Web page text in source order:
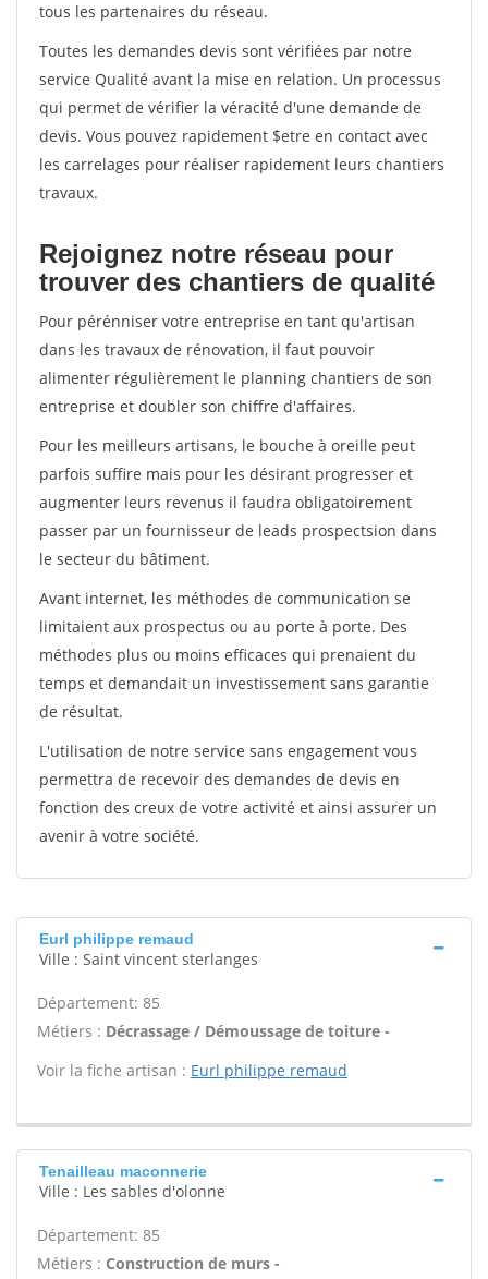
tous les partenaires du réseau.
Toutes les demandes devis sont vérifiées par notre
service Qualité avant la mise en relation. Un processus
qui permet de vérifier la véracité d'une demande de
devis. Vous pouvez rapidement $etre en contact avec
les carrelages pour réaliser rapidement leurs chantiers
travaux.
Rejoignez notre réseau pour
trouver des chantiers de qualité
Pour pérénniser votre entreprise en tant qu'artisan
dans les travaux de rénovation, il faut pouvoir
alimenter régulièrement le planning chantiers de son
entreprise et doubler son chiffre d'affaires.
Pour les meilleurs artisans, le bouche à oreille peut
parfois suffire mais pour les désirant progresser et
augmenter leurs revenus il faudra obligatoirement
passer par un fournisseur de leads prospectsion dans
le secteur du bâtiment.
Avant internet, les méthodes de communication se
limitaient aux prospectus ou au porte à porte. Des
méthodes plus ou moins efficaces qui prenaient du
temps et demandait un investissement sans garantie
de résultat.
L'utilisation de notre service sans engagement vous
permettra de recevoir des demandes de devis en
fonction des creux de votre activité et ainsi assurer un
avenir à votre société.
Eurl philippe remaud
Ville : Saint vincent sterlanges
Département: 85
Métiers : Décrassage / Démoussage de toiture -
Voir la fiche artisan : Eurl philippe remaud
Tenailleau maconnerie
Ville : Les sables d'olonne
Département: 85
Métiers : Construction de murs -